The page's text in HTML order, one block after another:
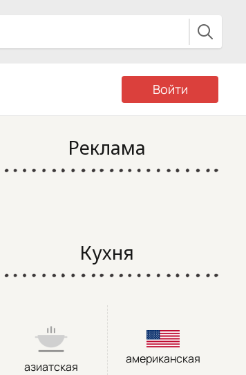
Войти
Реклама
Кухня
азиатская
американская